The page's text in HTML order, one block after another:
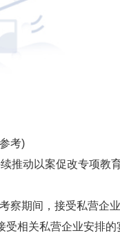
考)
推动以案促改专项教
期间，接受私营企
相关私营企业安排